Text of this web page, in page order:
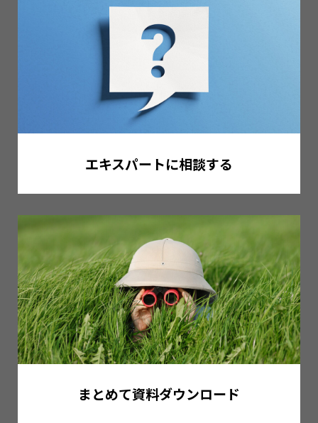
エキスパートに相談する
まとめて資料ダウンロード